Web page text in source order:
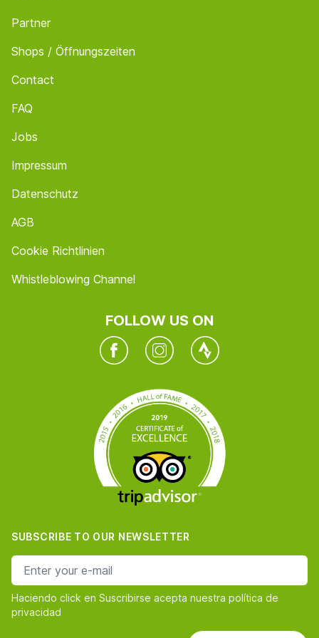
Partner
Shops / Öffnungszeiten
Contact
FAQ
Jobs
Impressum
Datenschutz
AGB
Cookie Richtlinien
Whistleblowing Channel
FOLLOW US ON
FacebookInstagramTwitter
SUBSCRIBE TO OUR NEWSLETTER
e-mail address
Haciendo click en Suscribirse acepta nuestra política de
privacidad